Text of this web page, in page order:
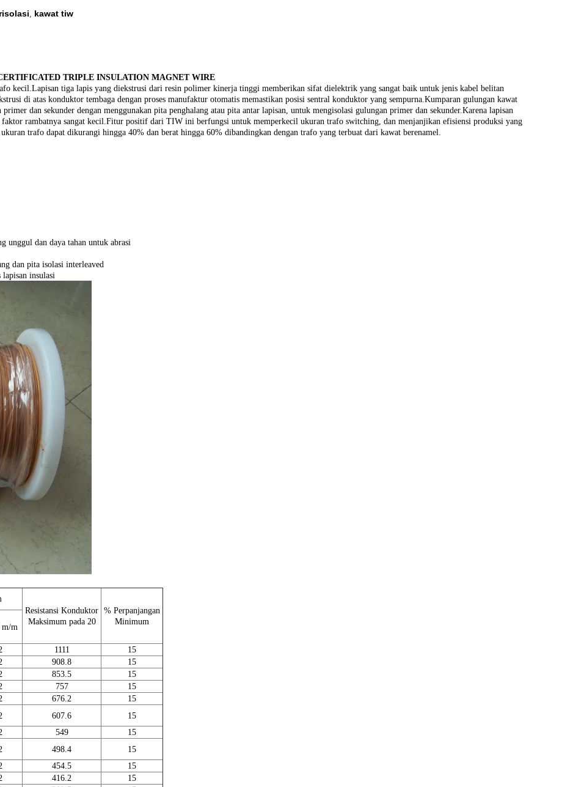
, kawat tiw
TRIPLE INSULATION MAGNET WIRE
kecil.Lapisan tiga lapis yang diekstrusi dari resin polimer kinerja tinggi memberikan sifat dielektrik yang sangat baik untuk jenis kabel belitan
di atas konduktor tembaga dengan proses manufaktur otomatis memastikan posisi sentral konduktor yang sempurna.Kumparan gulungan kawat
dan sekunder dengan menggunakan pita penghalang atau pita antar lapisan, untuk mengisolasi gulungan primer dan sekunder.Karena lapisan
rambatnya sangat kecil.Fitur positif dari TIW ini berfungsi untuk memperkecil ukuran trafo switching, dan menjanjikan efisiensi produksi yang
trafo dapat dikurangi hingga 40% dan berat hingga 60% dibandingkan dengan trafo yang terbuat dari kawat berenamel.
unggul dan daya tahan untuk abrasi
dan pita isolasi interleaved
lapisan insulasi
Resistansi Konduktor
Maksimum pada 20
% Perpanjangan
Minimum
m/m
1111
15
908.8
15
853.5
15
757
15
676.2
15
607.6
15
549
15
498.4
15
454.5
15
416.2
15